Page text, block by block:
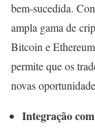
bem-sucedida.
ampla gama de
Bitcoin e
permite que os
novas
Integração